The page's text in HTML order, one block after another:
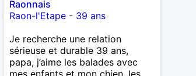
Raonnais
Raon-l'Etape - 39 ans
Je recherche une relation
sérieuse et durable 39 ans,
papa, j’aime les balades avec
mes enfants et mon chien, les